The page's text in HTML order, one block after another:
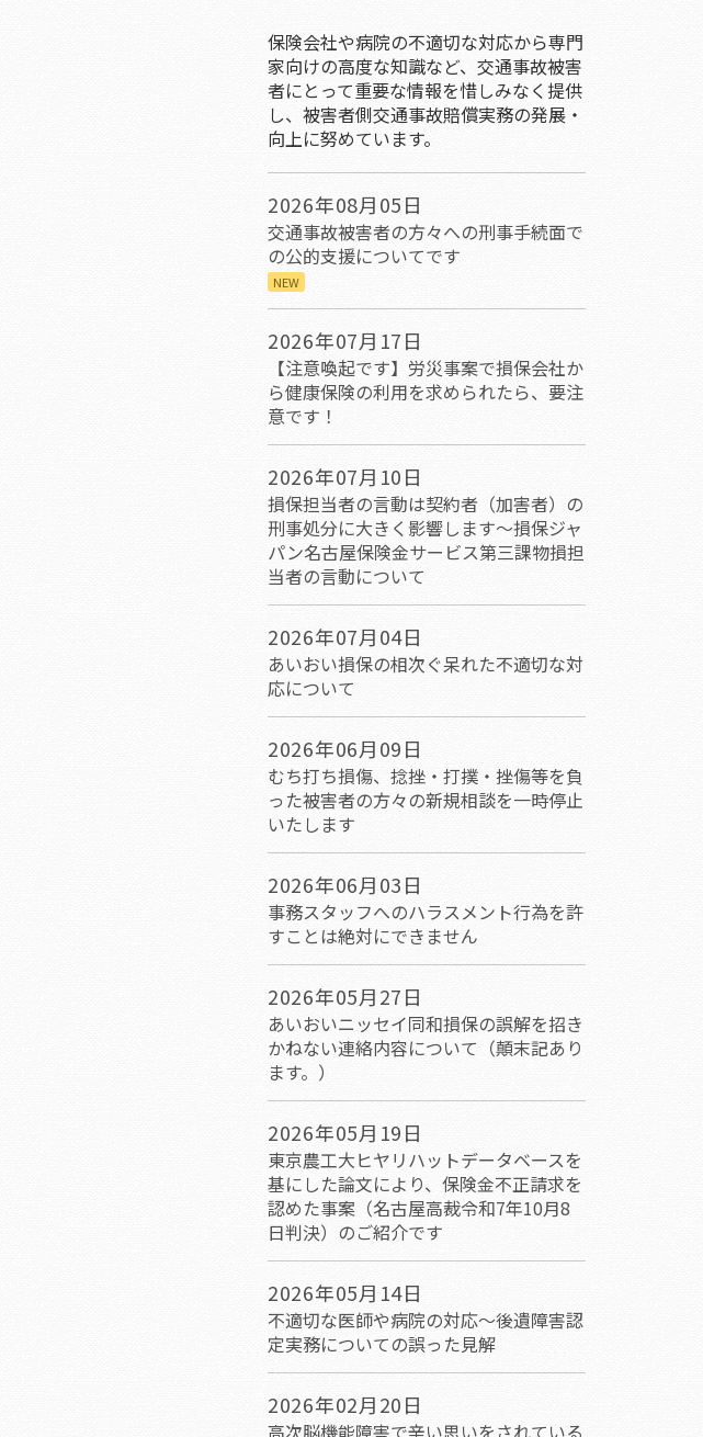
保険会社や病院の不適切な対応から専門
家向けの高度な知識など、交通事故被害
者にとって重要な情報を惜しみなく提供
し、被害者側交通事故賠償実務の発展・
向上に努めています。
2026年08月05日
交通事故被害者の方々への刑事手続面で
の公的支援についてです
NEW
2026年07月17日
【注意喚起です】労災事案で損保会社か
ら健康保険の利用を求められたら、要注
意です！
2026年07月10日
損保担当者の言動は契約者（加害者）の
刑事処分に大きく影響します～損保ジャ
パン名古屋保険金サービス第三課物損担
当者の言動について
2026年07月04日
あいおい損保の相次ぐ呆れた不適切な対
応について
2026年06月09日
むち打ち損傷、捻挫・打撲・挫傷等を負
った被害者の方々の新規相談を一時停止
いたします
2026年06月03日
事務スタッフへのハラスメント行為を許
すことは絶対にできません
2026年05月27日
あいおいニッセイ同和損保の誤解を招き
かねない連絡内容について（顛末記あり
ます。）
2026年05月19日
東京農工大ヒヤリハットデータベースを
基にした論文により、保険金不正請求を
認めた事案（名古屋高裁令和7年10月8
日判決）のご紹介です
2026年05月14日
不適切な医師や病院の対応～後遺障害認
定実務についての誤った見解
2026年02月20日
高次脳機能障害で辛い思いをされている